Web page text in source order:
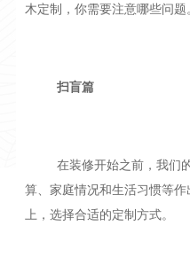
木定制，你需要注意哪些问题
扫盲篇
在装修开始之前，我们
算、家庭情况和生活习惯等
上，选择合适的定制方式。